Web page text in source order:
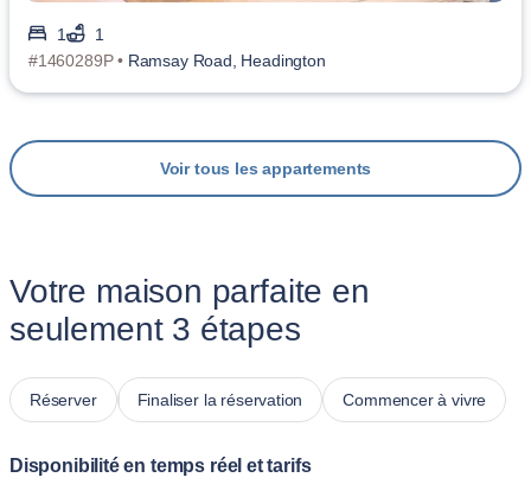
1
1
#1460289P • Ramsay Road, Headington
Voir tous les appartements
Votre maison parfaite en
seulement 3 étapes
Réserver Finaliser la réservation Commencer à vivre
Disponibilité en temps réel et tarifs